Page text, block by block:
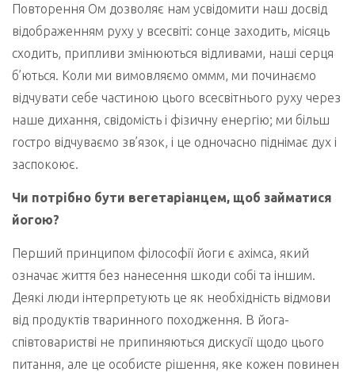
Повторення Ом дозволяє нам усвідомити наш досвід
відображенням руху у всесвіті: сонце заходить, місяць
сходить, припливи змінюються відливами, наші серця
б’ються. Коли ми вимовляємо оммм, ми починаємо
відчувати себе частиною цього всесвітнього руху через
наше дихання, свідомість і фізичну енергію; ми більш
гостро відчуваємо зв’язок, і це одночасно піднімає дух і
заспокоює.
Чи потрібно бути вегетаріанцем, щоб займатися
йогою?
Перший принципом філософії йоги є ахімса, який
означає життя без нанесення шкоди собі та іншим.
Деякі люди інтерпретують це як необхідність відмови
від продуктів тваринного походження. В йога-
співтоваристві не припиняються дискусії щодо цього
питання, але це особисте рішення, яке кожен повинен